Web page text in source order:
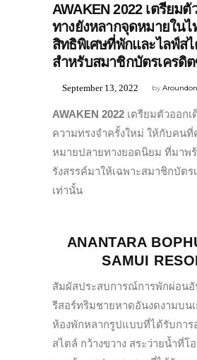
AWAKEN 2022 เตรียมตั
ทางยังหลากจุดหมายใน
สิทธิพิเศษที่พักและไลฟ์สไ
สำหรับสมาชิกบัตรเครดิ
by
September 13, 2022
AWAKEN 2022 เตรียมตัวออกเ
ความทรงจำครั้งใหม่ ให้กับคน
หมายปลายทางยอดนิยม ที่มาพ
รังสรรค์มาให้เฉพาะสมาชิกบัต
เท่านั้น
ANANTARA
SAMUI
สัมผัสประสบการณ์การพักผ่อน
รีสอร์ทริมชายหาดอันงดงามบน
ห้องพักหลากรูปแบบที่ได้รับการ
สไตล์ กว้างขวาง สระว่ายน้ำที่